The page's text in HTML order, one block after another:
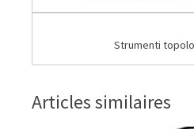
Strumenti
Articles similaires